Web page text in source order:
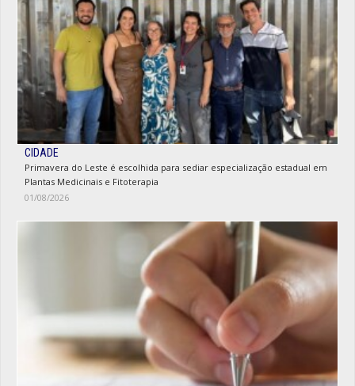
CIDADE
Primavera do Leste é escolhida para sediar especialização estadual em
Plantas Medicinais e Fitoterapia
01/08/2026